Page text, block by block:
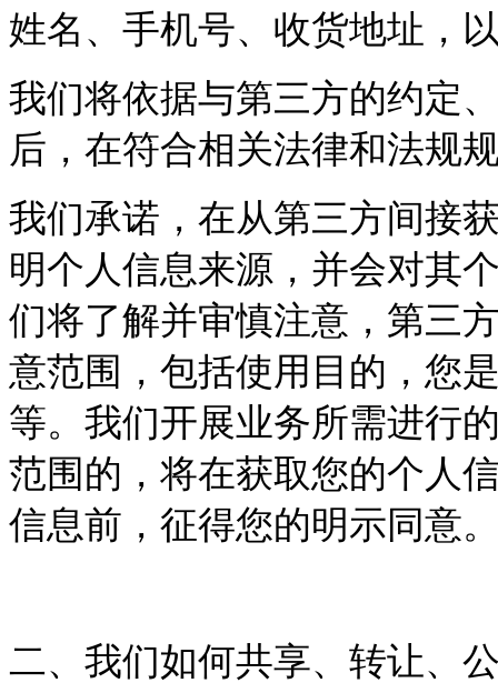
姓名、手机号、收货地址，
我们将依据与第三方的约定
后，在符合相关法律和法规
我们承诺，在从第三方间接
明个人信息来源，并会对其
们将了解并审慎注意，第三
意范围，包括使用目的，您
等。我们开展业务所需进行
范围的，将在获取您的个人
信息前，征得您的明示同意
二、我们如何共享、转让、